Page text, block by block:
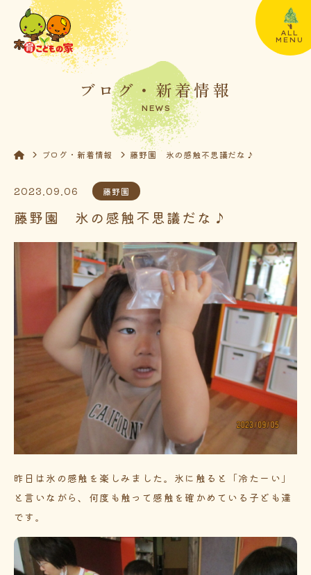
ALL
MENU
ブログ・新着情報
NEWS
ブログ・新着情報 藤野園 氷の感触不思議だな♪
2023.09.06 藤野園
藤野園 氷の感触不思議だな♪
昨日は氷の感触を楽しみました。氷に触ると「冷たーい」
と言いながら、何度も触って感触を確かめている子ども達
です。